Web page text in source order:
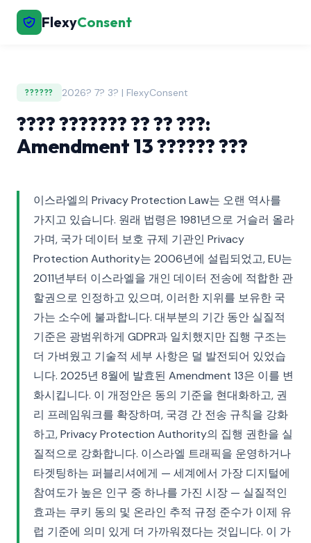
FlexyConsent
?????? 2026? 7? 3? | FlexyConsent
???? ??????? ?? ?? ???:
Amendment 13 ?????? ???
이스라엘의 Privacy Protection Law는 오랜 역사를
가지고 있습니다. 원래 법령은 1981년으로 거슬러 올라
가며, 국가 데이터 보호 규제 기관인 Privacy
Protection Authority는 2006년에 설립되었고, EU는
2011년부터 이스라엘을 개인 데이터 전송에 적합한 관
할권으로 인정하고 있으며, 이러한 지위를 보유한 국
가는 소수에 불과합니다. 대부분의 기간 동안 실질적
기준은 광범위하게 GDPR과 일치했지만 집행 구조는
더 가벼웠고 기술적 세부 사항은 덜 발전되어 있었습
니다. 2025년 8월에 발효된 Amendment 13은 이를 변
화시킵니다. 이 개정안은 동의 기준을 현대화하고, 권
리 프레임워크를 확장하며, 국경 간 전송 규칙을 강화
하고, Privacy Protection Authority의 집행 권한을 실
질적으로 강화합니다. 이스라엘 트래픽을 운영하거나
타겟팅하는 퍼블리셔에게 — 세계에서 가장 디지털에
참여도가 높은 인구 중 하나를 가진 시장 — 실질적인
효과는 쿠키 동의 및 온라인 추적 규정 준수가 이제 유
럽 기준에 의미 있게 더 가까워졌다는 것입니다. 이 가